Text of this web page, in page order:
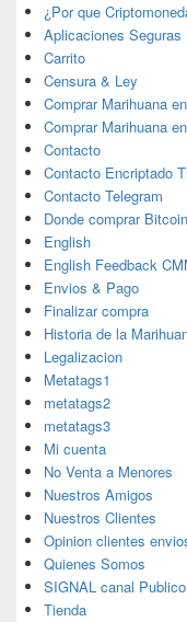
¿Por que
Aplicaciones Seguras
Carrito
Censura & Ley
Comprar Marihuana
Comprar Marihuana
Contacto
Contacto Encriptado
Contacto Telegram
Donde comprar
English
English Feedback
Envios & Pago
Finalizar compra
Historia de la
Legalizacion
Metatags1
metatags2
metatags3
Mi cuenta
No Venta a Menores
Nuestros Amigos
Nuestros Clientes
Opinion clientes
Quienes Somos
SIGNAL canal Publico
Tienda